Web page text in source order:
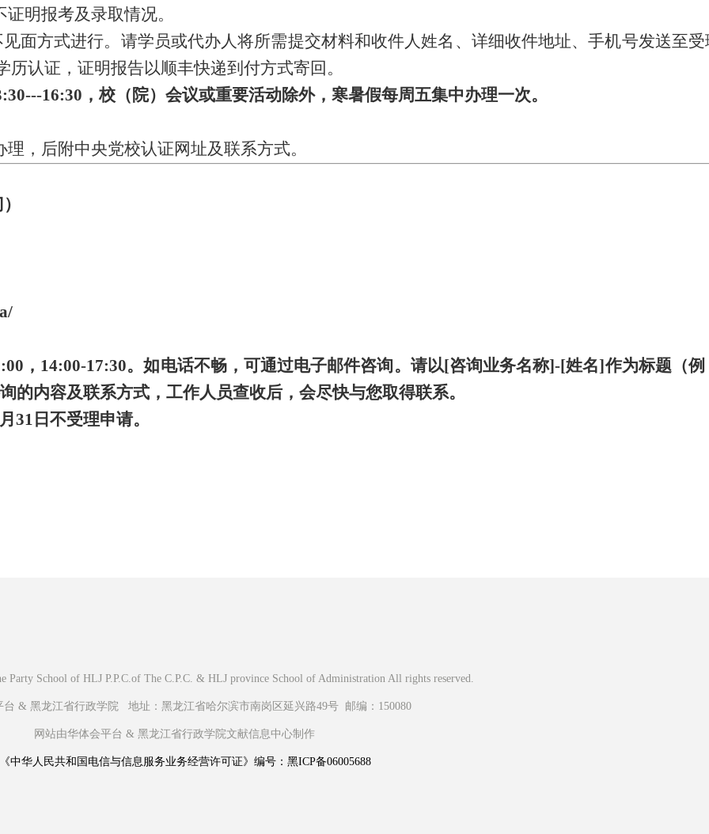
明报考及录取情况。
面方式进行。请学员或代办人将所需提交材料和收件人姓名、详细收件地址、手机号发送至受
历认证，证明报告以顺丰快递到付方式寄回。
16:30 ，校（院）会议或重要活动除外，寒暑假每周五集中办理一次。
，后附中央党校认证网址及联系方式。
，14:00-17:30。如电话不畅，可通过电子邮件咨询。请以[咨询业务名称]-[姓名]作为标题（例
的内容及联系方式，工作人员查收后，会尽快与您取得联系。
31日不受理申请。
Party School of HLJ P.P.C.of The C.P.C. & HLJ province School of Administration All rights reserved.
& 黑龙江省行政学院 地址：黑龙江省哈尔滨市南岗区延兴路49号 邮编：150080
网站由华体会平台 & 黑龙江省行政学院文献信息中心制作
《中华人民共和国电信与信息服务业务经营许可证》编号：黑ICP备06005688